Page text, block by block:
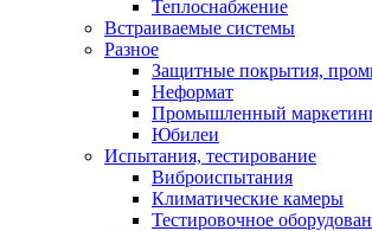
Теплоснабжение
Встраиваемые системы
Разное
Защитные покрытия,
Неформат
Промышленный
Юбилеи
Испытания, тестирование
Виброиспытания
Климатические камеры
Тестировочное